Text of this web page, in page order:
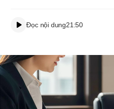
Đọc nội dung21:50